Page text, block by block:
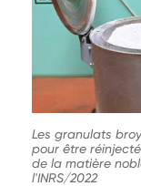
Les granulats
pour être
de la matière
l'INRS/2022